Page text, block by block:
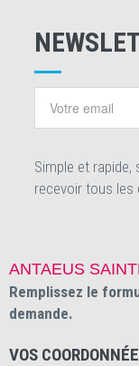
Simple et
recevoir tous les
ANTAEUS
Remplissez le
demande.
VOS